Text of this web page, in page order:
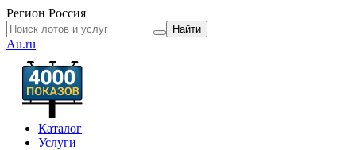
Регион Россия
Найти
Au.ru
Каталог
Услуги